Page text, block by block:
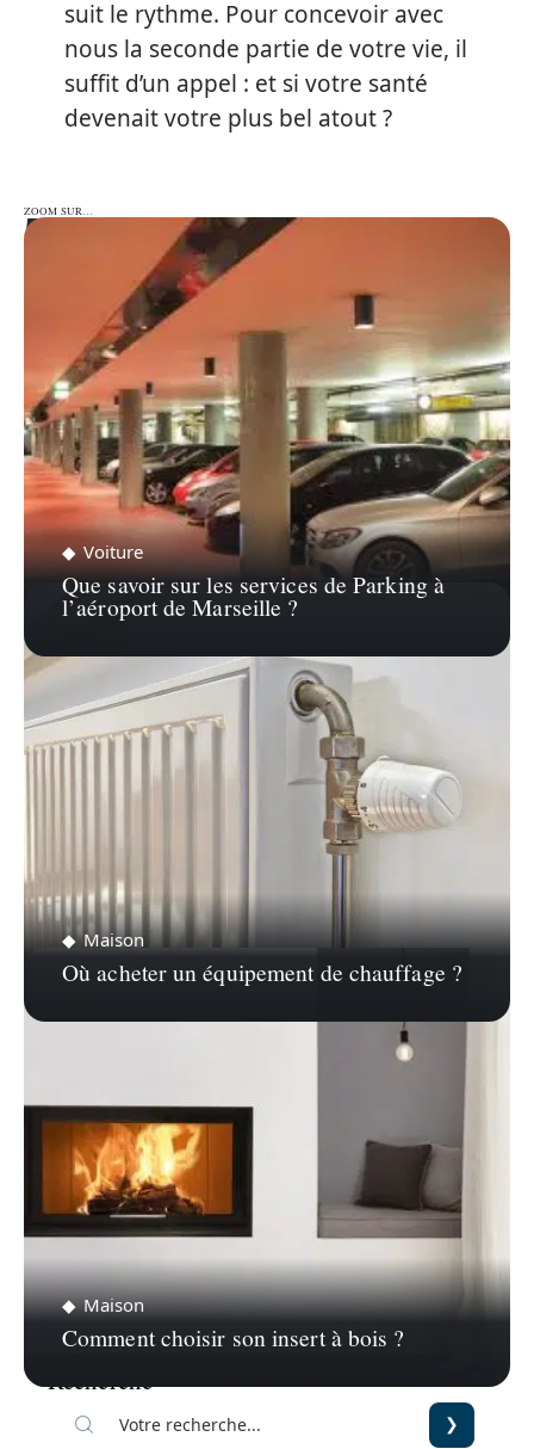
suit le rythme. Pour concevoir avec
nous la seconde partie de votre vie, il
suffit d’un appel : et si votre santé
devenait votre plus bel atout ?
ZOOM SUR…
ZOOM SUR…
Voiture
Que savoir sur les services de Parking à
l’aéroport de Marseille ?
Maison
Où acheter un équipement de chauffage ?
Maison
Comment choisir son insert à bois ?
Recherche